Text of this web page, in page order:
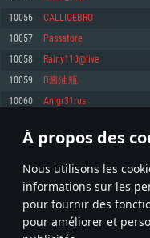
À propos des
Nous utilisons les
informations sur les
pour fournir des
pour améliorer et
Recommandée
1060 et plus, Radeon RX 570 et
Disque dur: 75.9 Go (client
Recommandée
OS: Mac OS Big Sur 11.0 ou plus
Processeur: Core i7 (Les
Mémoire: 8 GB
Carte graphique: Radeon Vega
Disque dur: 62,2 Go (client
Recommandée
OS: Ubuntu 20.04 64bit
Processeur: Intel Core i7
Mémoire: 8 GB
Carte graphique: NVIDIA 1060
6 mois et supportant Vulkan
Connection: Connexion Internet
Disque dur: 60,2 Go (client
10056 CALLICEBRO
10057 Passatore
10058 Rainy110@live
10059 D酱油瓶
10060 AnIgr31rus
* Classement mis à jour
502